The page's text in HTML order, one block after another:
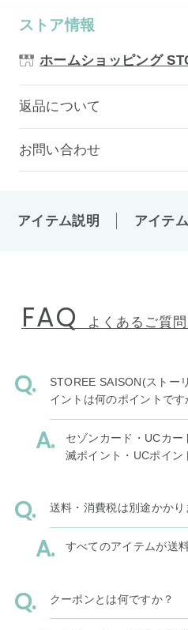
ストア情報
ホームショッピング
返品について
お問い合わせ
アイテム説明 アイテ
FAQ よくあるご質問
STOREE SAISON(ストー
イントは何のポイントです
セゾンカード・UCカ
滅ポイント・UCポイン
送料・消費税は別途かかり
すべてのアイテムが送
クーポンとは何ですか？